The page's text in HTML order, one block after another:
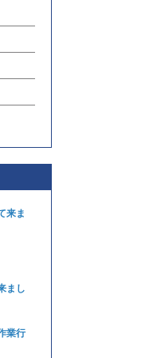
来ま
まし
業行